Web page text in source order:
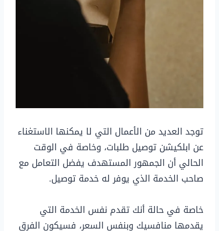
توجد العديد من الأعمال التي لا يمكنها الاستغناء
عن ابلكيشن توصيل طلبات، وخاصة في الوقت
الحالي أن الجمهور المستهدف يفضل التعامل مع
صاحب الخدمة الذي يوفر له خدمة توصيل.
خاصة في حالة أنك تقدم نفس الخدمة التي
يقدمها منافسيك وبنفس السعر، فسيكون الفرق